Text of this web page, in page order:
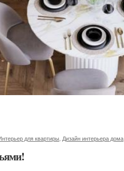
для квартиры Дизайн интерьера дома